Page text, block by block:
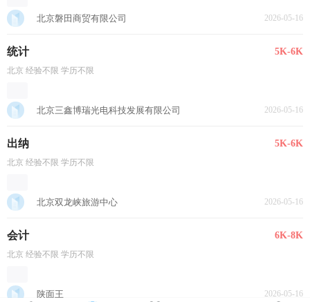
北京磐田商贸有限公司 2026-05-16
统计 5K-6K
北京 经验不限 学历不限
北京三鑫博瑞光电科技发展有限公司 2026-05-16
出纳 5K-6K
北京 经验不限 学历不限
北京双龙峡旅游中心 2026-05-16
会计 6K-8K
北京 经验不限 学历不限
陕面王 2026-05-16